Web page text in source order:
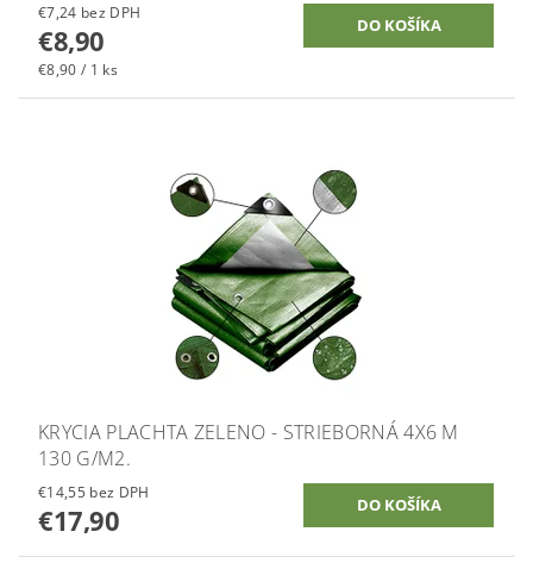
€7,24 bez DPH
€8,90
€8,90 / 1 ks
KRYCIA PLACHTA ZELENO - STRIEBORNÁ 4X6 M
130 G/M2.
€14,55 bez DPH
€17,90